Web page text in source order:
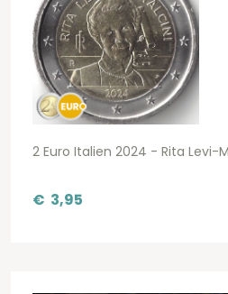
2 Euro Italien 2024 - Rita Levi-
€ 3,95